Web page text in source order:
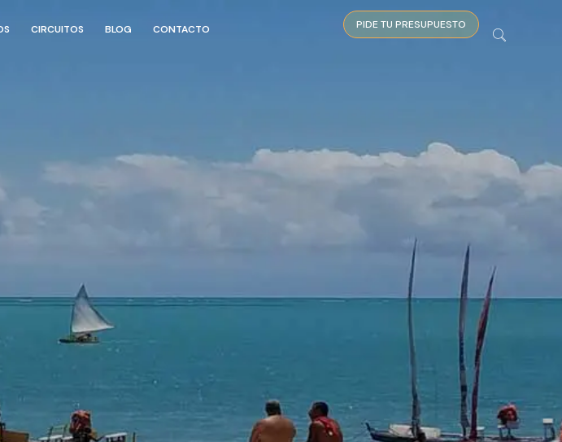
CIRCUITOS BLOG CONTACTO PIDE TU PRESUPUESTO